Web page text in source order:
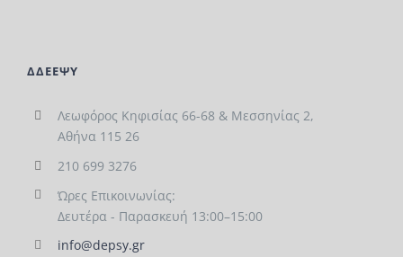
ΔΔΕΕΨΥ
Λεωφόρος Κηφισίας 66-68 & Μεσσηνίας 2,
Αθήνα 115 26
210 699 3276
Ώρες Επικοινωνίας:
Δευτέρα - Παρασκευή 13:00–15:00
info@depsy.gr